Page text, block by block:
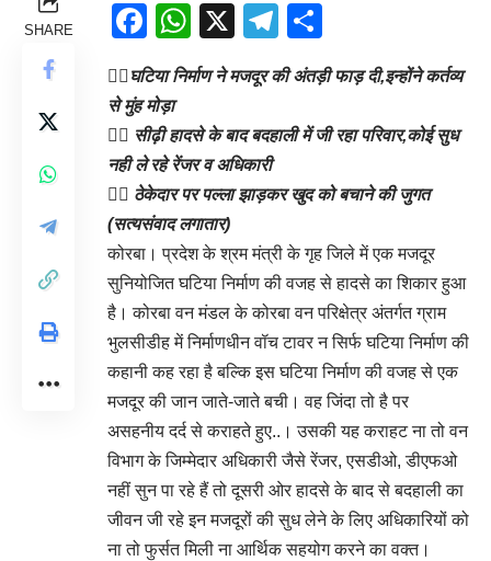
SHARE Facebook
WhatsApp
X Telegram
👉🏻घटिया निर्माण ने मजदूर की अंतड़ी फाड़ दी,इन्होंने कर्तव्य
से मुंह मोड़ा
👉🏻 सीढ़ी हादसे के बाद बदहाली में जी रहा परिवार,कोई सुध
नही ले रहे रेंजर व अधिकारी
👉🏻 ठेकेदार पर पल्ला झाड़कर खुद को बचाने की जुगत
(सत्यसंवाद लगातार)
कोरबा। प्रदेश के श्रम मंत्री के गृह जिले में एक मजदूर
सुनियोजित घटिया निर्माण की वजह से हादसे का शिकार हुआ
है। कोरबा वन मंडल के कोरबा वन परिक्षेत्र अंतर्गत ग्राम
भुलसीडीह में निर्माणधीन वॉच टावर न सिर्फ घटिया निर्माण की
कहानी कह रहा है बल्कि इस घटिया निर्माण की वजह से एक
मजदूर की जान जाते-जाते बची। वह जिंदा तो है पर
असहनीय दर्द से कराहते हुए..। उसकी यह कराहट ना तो वन
विभाग के जिम्मेदार अधिकारी जैसे रेंजर, एसडीओ, डीएफओ
नहीं सुन पा रहे हैं तो दूसरी ओर हादसे के बाद से बदहाली का
जीवन जी रहे इन मजदूरों की सुध लेने के लिए अधिकारियों को
ना तो फुर्सत मिली ना आर्थिक सहयोग करने का वक्त।